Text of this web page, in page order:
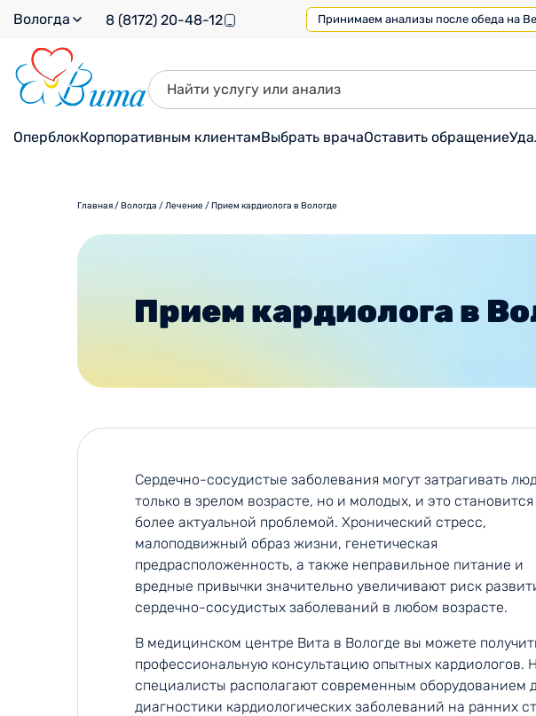
Вологда 8 (8172) 20-48-12 Принимаем анализы после обеда на
ОперблокКорпоративным клиентамВыбрать врачаОставить обращение
Главная/Вологда /Лечение /Прием кардиолога в Вологде
Прием кардиолога в
Сердечно-сосудистые заболевания могут затрагивать
только в зрелом возрасте, но и молодых, и это становится
более актуальной проблемой. Хронический стресс,
малоподвижный образ жизни, генетическая
предрасположенность, а также неправильное питание и
вредные привычки значительно увеличивают риск
сердечно-сосудистых заболеваний в любом возрасте.
В медицинском центре Вита в Вологде вы можете
профессиональную консультацию опытных кардиологов.
специалисты располагают современным оборудованием
диагностики кардиологических заболеваний на ранних